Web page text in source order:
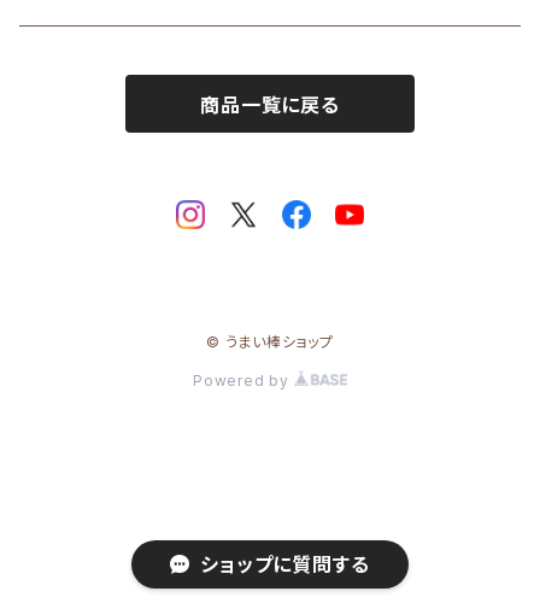
ショップに質問する
商品一覧に戻る
© うまい棒ショップ
Powered by